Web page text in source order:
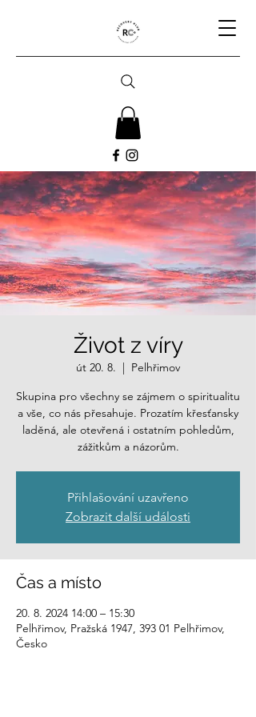
Život z víry
út 20. 8.
  |
Pelhřimov
Skupina pro všechny se zájmem o spiritualitu
a vše, co nás přesahuje. Prozatím křesťansky
laděná, ale otevřená i ostatním pohledům,
zážitkům a názorům.
Přihlašování uzavřeno
Zobrazit další události
Čas a místo
20. 8. 2024 14:00 – 15:30
Pelhřimov, Pražská 1947, 393 01 Pelhřimov,
Česko